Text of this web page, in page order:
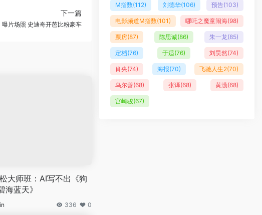
下一篇
片场照 史迪奇开芭比粉豪车
大师班：AI写不出《狗
海蓝天》
336 0
M指数(112) 刘德华(106) 预告(103)
电影频道M指数(101) 哪吒之魔童闹海(98)
票房(87) 陈思诚(86) 朱一龙(85)
定档(76) 于适(76) 刘昊然(74)
肖央(74) 海报(70) 飞驰人生2(70)
乌尔善(68) 张译(68) 黄渤(68)
宫崎骏(67)